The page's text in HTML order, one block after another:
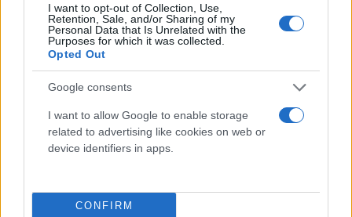
I want to opt-out of Collection, Use,
Retention, Sale, and/or Sharing of my
Personal Data that Is Unrelated with the
Purposes for which it was collected.
Opted Out
Google consents
I want to allow Google to enable storage
related to advertising like cookies on web or
device identifiers in apps.
CONFIRM
Abbigliamento alta visibilità
Prodotti chimici
Adblue
Bombolette spray
Detergente mani
Grasso